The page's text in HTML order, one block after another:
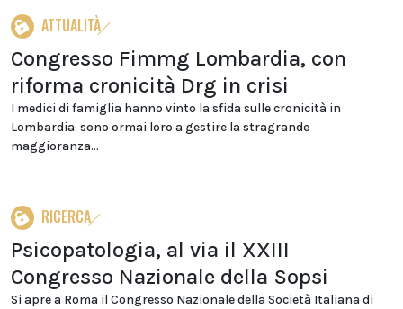
ATTUALITÀ
Congresso Fimmg Lombardia, con
riforma cronicità Drg in crisi
I medici di famiglia hanno vinto la sfida sulle cronicità in
Lombardia: sono ormai loro a gestire la stragrande
maggioranza...
RICERCA
Psicopatologia, al via il XXIII
Congresso Nazionale della Sopsi
Si apre a Roma il Congresso Nazionale della Società Italiana di